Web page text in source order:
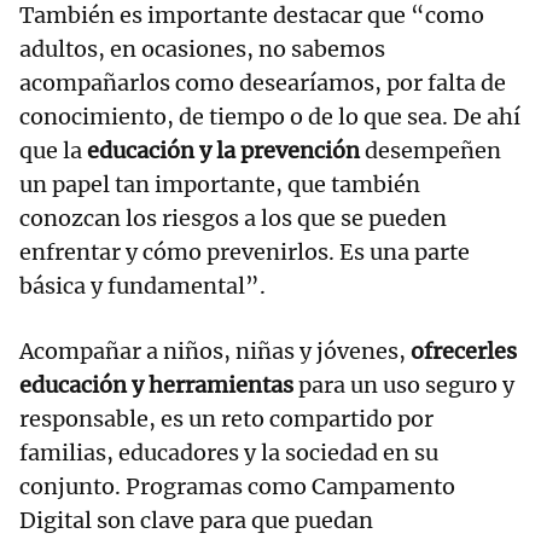
También es importante destacar que “como
adultos, en ocasiones, no sabemos
acompañarlos como desearíamos, por falta de
conocimiento, de tiempo o de lo que sea. De ahí
que laeducación y la prevencióndesempeñen
un papel tan importante, que también
conozcan los riesgos a los que se pueden
enfrentar y cómo prevenirlos. Es una parte
básica y fundamental”.
Acompañar a niños, niñas y jóvenes, ofrecerles
educación y herramientaspara un uso seguro y
responsable, es un reto compartido por
familias, educadores y la sociedad en su
conjunto. Programas como Campamento
Digital son clave para que puedan